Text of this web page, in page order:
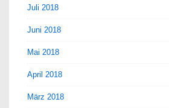
Juli 2018
Juni 2018
Mai 2018
April 2018
März 2018